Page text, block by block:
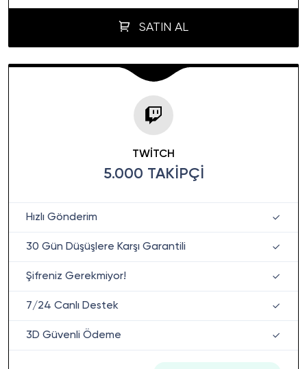
SATIN AL
TWITCH
5.000 TAKIPÇI
Hızlı Gönderim
30 Gün Düşüşlere Karşı Garantili
Şifreniz Gerekmiyor!
7/24 Canlı Destek
3D Güvenli Ödeme